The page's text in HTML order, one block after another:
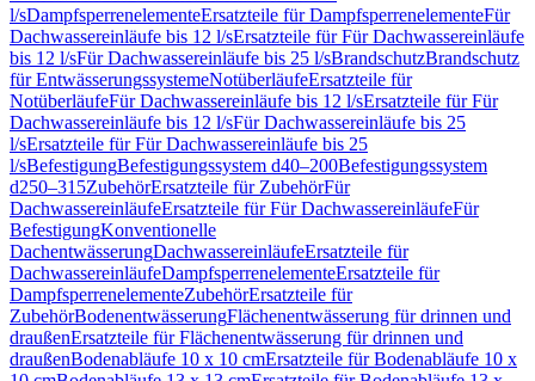
l/sDampfsperrenelementeErsatzteile für DampfsperrenelementeFür
Dachwassereinläufe bis 12 l/sErsatzteile für Für Dachwassereinläufe
bis 12 l/sFür Dachwassereinläufe bis 25 l/sBrandschutzBrandschutz
für EntwässerungssystemeNotüberläufeErsatzteile für
NotüberläufeFür Dachwassereinläufe bis 12 l/sErsatzteile für Für
Dachwassereinläufe bis 12 l/sFür Dachwassereinläufe bis 25
l/sErsatzteile für Für Dachwassereinläufe bis 25
l/sBefestigungBefestigungssystem d40–200Befestigungssystem
d250–315ZubehörErsatzteile für ZubehörFür
DachwassereinläufeErsatzteile für Für DachwassereinläufeFür
BefestigungKonventionelle
DachentwässerungDachwassereinläufeErsatzteile für
DachwassereinläufeDampfsperrenelementeErsatzteile für
DampfsperrenelementeZubehörErsatzteile für
ZubehörBodenentwässerungFlächenentwässerung für drinnen und
draußenErsatzteile für Flächenentwässerung für drinnen und
draußenBodenabläufe 10 x 10 cmErsatzteile für Bodenabläufe 10 x